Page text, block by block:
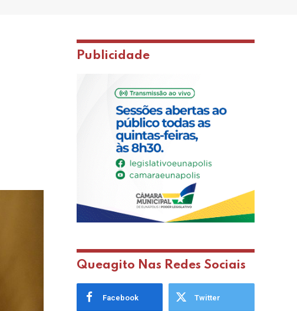
Publicidade
Queagito Nas Redes Sociais
Facebook Twitter